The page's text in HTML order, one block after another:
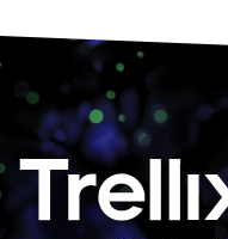
Trellix Wise